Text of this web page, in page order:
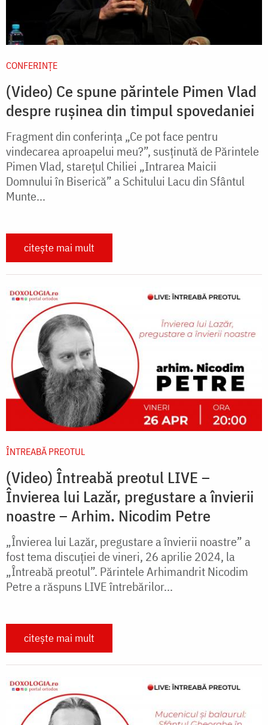
CONFERINȚE
(Video) Ce spune părintele Pimen Vlad
despre rușinea din timpul spovedaniei
Fragment din conferința „Ce pot face pentru
vindecarea aproapelui meu?”, susținută de Părintele
Pimen Vlad, stareţul Chiliei „Intrarea Maicii
Domnului în Biserică” a Schitului Lacu din Sfântul
Munte...
citește mai mult
ÎNTREABĂ PREOTUL
(Video) Întreabă preotul LIVE –
Învierea lui Lazăr, pregustare a învierii
noastre – Arhim. Nicodim Petre
„Învierea lui Lazăr, pregustare a învierii noastre” a
fost tema discuției de vineri, 26 aprilie 2024, la
„Întreabă preotul”. Părintele Arhimandrit Nicodim
Petre a răspuns LIVE întrebărilor...
citește mai mult